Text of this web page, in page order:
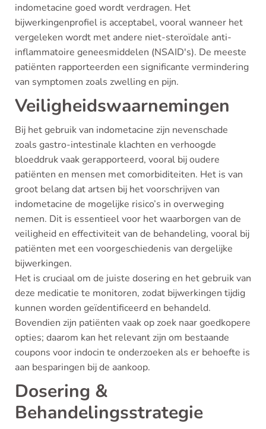
indometacine goed wordt verdragen. Het
bijwerkingenprofiel is acceptabel, vooral wanneer het
vergeleken wordt met andere niet-steroïdale anti-
inflammatoire geneesmiddelen (NSAID's). De meeste
patiënten rapporteerden een significante vermindering
van symptomen zoals zwelling en pijn.
Veiligheidswaarnemingen
Bij het gebruik van indometacine zijn nevenschade
zoals gastro-intestinale klachten en verhoogde
bloeddruk vaak gerapporteerd, vooral bij oudere
patiënten en mensen met comorbiditeiten. Het is van
groot belang dat artsen bij het voorschrijven van
indometacine de mogelijke risico’s in overweging
nemen. Dit is essentieel voor het waarborgen van de
veiligheid en effectiviteit van de behandeling, vooral bij
patiënten met een voorgeschiedenis van dergelijke
bijwerkingen.
Het is cruciaal om de juiste dosering en het gebruik van
deze medicatie te monitoren, zodat bijwerkingen tijdig
kunnen worden geïdentificeerd en behandeld.
Bovendien zijn patiënten vaak op zoek naar goedkopere
opties; daarom kan het relevant zijn om bestaande
coupons voor indocin te onderzoeken als er behoefte is
aan besparingen bij de aankoop.
Dosering &
Behandelingsstrategie